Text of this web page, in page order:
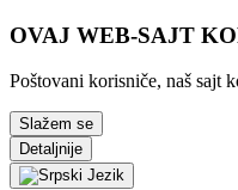
OVAJ WEB-SAJT
Poštovani korisniče, naš sajt
Slažem se
Detaljnije
Jezik